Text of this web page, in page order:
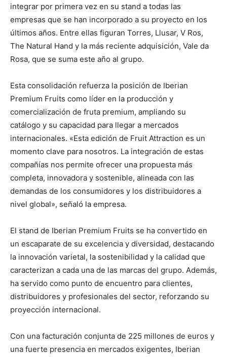
integrar por primera vez en su stand a todas las
empresas que se han incorporado a su proyecto en los
últimos años. Entre ellas figuran Torres, Llusar, V Ros,
The Natural Hand y la más reciente adquisición, Vale da
Rosa, que se suma este año al grupo.
Esta consolidación refuerza la posición de Iberian
Premium Fruits como líder en la producción y
comercialización de fruta premium, ampliando su
catálogo y su capacidad para llegar a mercados
internacionales. «Esta edición de Fruit Attraction es un
momento clave para nosotros. La integración de estas
compañías nos permite ofrecer una propuesta más
completa, innovadora y sostenible, alineada con las
demandas de los consumidores y los distribuidores a
nivel global», señaló la empresa.
El stand de Iberian Premium Fruits se ha convertido en
un escaparate de su excelencia y diversidad, destacando
la innovación varietal, la sostenibilidad y la calidad que
caracterizan a cada una de las marcas del grupo. Además,
ha servido como punto de encuentro para clientes,
distribuidores y profesionales del sector, reforzando su
proyección internacional.
Con una facturación conjunta de 225 millones de euros y
una fuerte presencia en mercados exigentes, Iberian